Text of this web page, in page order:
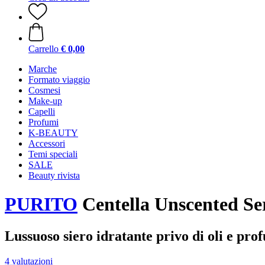
Carrello € 0,00
Marche
Formato viaggio
Cosmesi
Make-up
Capelli
Profumi
K-BEAUTY
Accessori
Temi speciali
SALE
Beauty rivista
PURITO Centella Unscented
Lussuoso siero idratante privo di oli e
4 valutazioni